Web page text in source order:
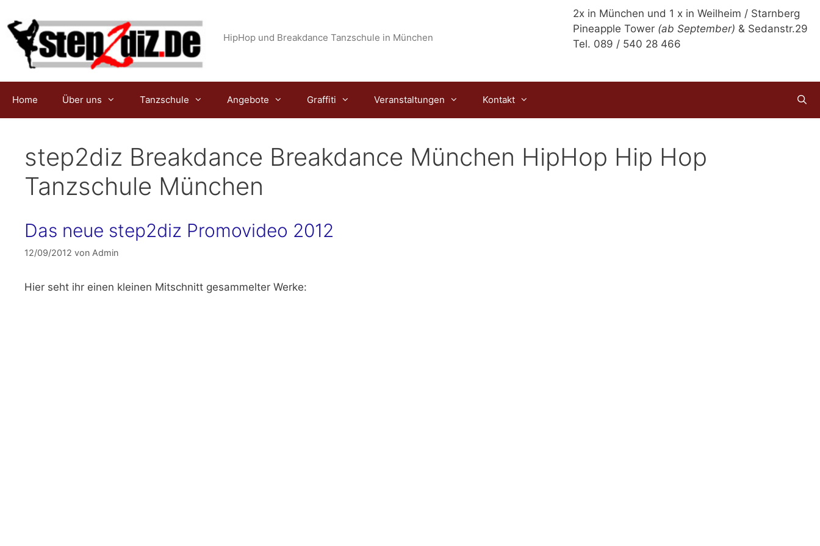
Inhalt
springen
2x in München und 1 x in Weilheim / Starnberg
Pineapple Tower (ab September) & Sedanstr.29
Tel. 089 / 540 28 466
HipHop und Breakdance Tanzschule in München
Home Über uns Tanzschule Angebote Graffiti Veranstaltungen Kontakt
step2diz Breakdance Breakdance München HipHop Hip Hop
Tanzschule München
Das neue step2diz Promovideo 2012
12/09/2012 von Admin
Hier seht ihr einen kleinen Mitschnitt gesammelter Werke: